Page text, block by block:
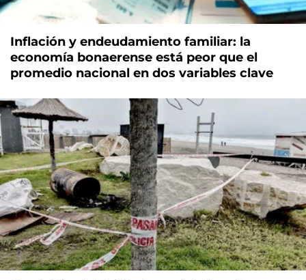
Inflación y endeudamiento familiar: la
economía bonaerense está peor que el
promedio nacional en dos variables clave